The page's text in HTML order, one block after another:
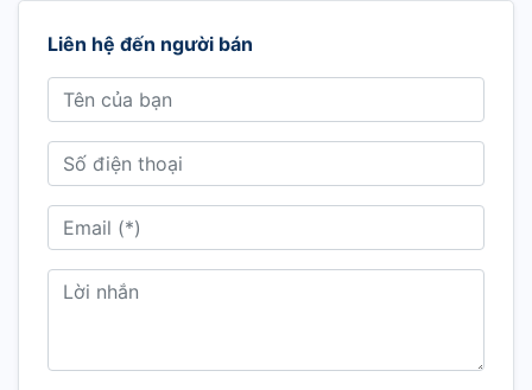
Liên hệ đến người bán